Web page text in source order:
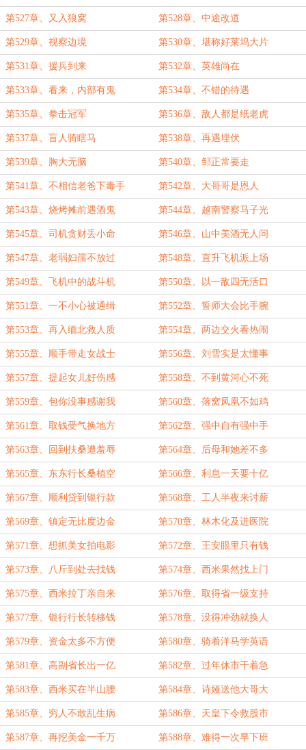
第527章、又入狼窝 第528章、中途改道
第529章、视察边境 第530章、堪称好莱坞大片
第531章、援兵到来 第532章、英雄尚在
第533章、看来，内部有鬼 第534章、不错的待遇
第535章、拳击冠军 第536章、敌人都是纸老虎
第537章、盲人骑瞎马 第538章、再遇埋伏
第539章、胸大无脑 第540章、邹正常要走
第541章、不相信老爸下毒手 第542章、大哥哥是恩人
第543章、烧烤摊前遇酒鬼 第544章、越南警察马子光
第545章、司机贪财丢小命 第546章、山中美酒无人问
第547章、老弱妇孺不放过 第548章、直升飞机派上场
第549章、飞机中的战斗机 第550章、以一敌四无活口
第551章、一不小心被通缉 第552章、誓师大会比手腕
第553章、再入缅北救人质 第554章、两边交火看热闹
第555章、顺手带走女战士 第556章、刘雪实是太懂事
第557章、提起女儿好伤感 第558章、不到黄河心不死
第559章、包你没事感谢我 第560章、落窝凤凰不如鸡
第561章、取钱受气换地方 第562章、强中自有强中手
第563章、回到扶桑遭羞辱 第564章、后母和她差不多
第565章、东东行长桑植空 第566章、利息一天要十亿
第567章、顺利贷到银行款 第568章、工人半夜来讨薪
第569章、镇定无比度边金 第570章、林木化及进医院
第571章、想抓美女拍电影 第572章、王安眼里只有钱
第573章、八斤到处去找钱 第574章、西米果然找上门
第575章、西米拉丁亲自来 第576章、取得省一级支持
第577章、银行行长转移钱 第578章、没得冲劲就换人
第579章、资金太多不方便 第580章、骑着洋马学英语
第581章、高副省长出一亿 第582章、过年休市干着急
第583章、西米买在半山腰 第584章、诗娅送他大哥大
第585章、穷人不敢乱生病 第586章、天皇下令救股市
第587章、再挖美金一千万 第588章、难得一次早下班